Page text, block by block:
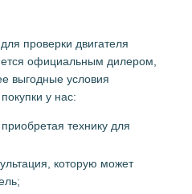
проверки двигателя
официальным дилером,
выгодные условия
у нас:
технику для
которую может